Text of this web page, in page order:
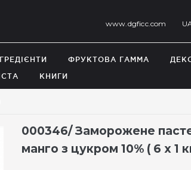
www.dgficc.com
ФРУКТОВА ГАММА
КНИГИ
000346/ Заморожене
манго з цукром 10% ( 6 х 1